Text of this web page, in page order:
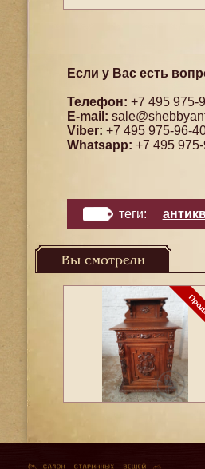
Если у Вас есть
Телефон: +7 495 975-
E-mail:
Viber: +7 495 975-96-
Whatsapp: +7 495
теги:
Вы смотрели